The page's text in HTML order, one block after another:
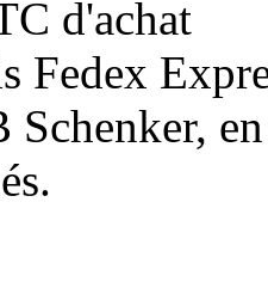
d'achat
Fedex